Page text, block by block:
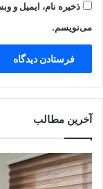
ذخیره نام، ایمیل و
می‌نویسم.
آخرین مطالب